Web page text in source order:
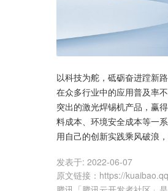
以科技为舵，砥砺奋进蹚新
在众多行业中的应用普及率
突出的激光焊锡机产品，赢
料成本、环境安全成本等一
用自己的创新实践乘风破浪
发表于: 2022-06-07
原文链接 ： https://